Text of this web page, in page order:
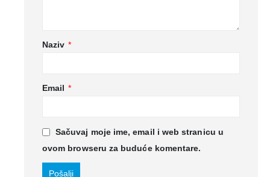
Naziv *
Email *
Sačuvaj moje ime, email i web stranicu u
ovom browseru za buduće komentare.